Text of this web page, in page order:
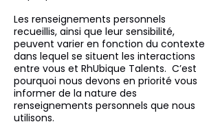
Les renseignements personnels
recueillis, ainsi que leur sensibilité,
peuvent varier en fonction du contexte
dans lequel se situent les interactions
entre vous et RhUbique Talents. C’est
pourquoi nous devons en priorité vous
informer de la nature des
renseignements personnels que nous
utilisons.